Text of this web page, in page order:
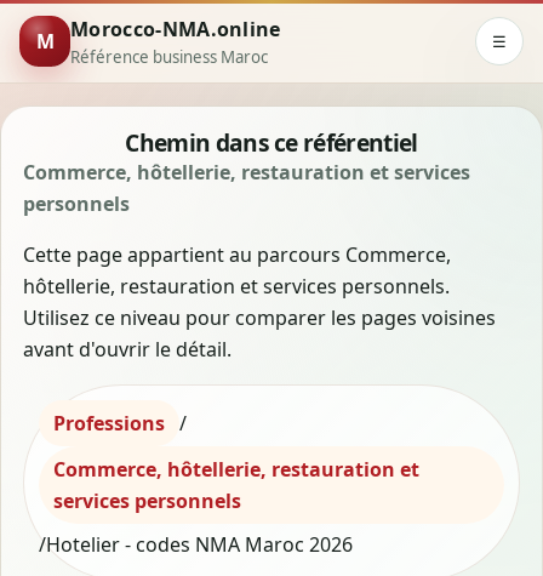
M Morocco-NMA.online
Référence business Maroc
☰
Chemin dans ce référentiel
Commerce, hôtellerie, restauration et services
personnels
Cette page appartient au parcours Commerce,
hôtellerie, restauration et services personnels.
Utilisez ce niveau pour comparer les pages voisines
avant d'ouvrir le détail.
Professions /
Commerce, hôtellerie, restauration et
services personnels
/Hotelier - codes NMA Maroc 2026